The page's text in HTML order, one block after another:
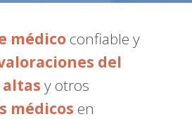
médico confiable y
del
y otros
médicos en